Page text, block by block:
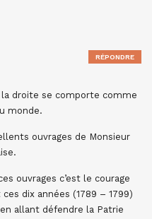
la droite se comporte comme
monde.
ouvrages de Monsieur
ouvrages c’est le courage
dix années (1789 – 1799)
allant défendre la Patrie
RÉPONDRE